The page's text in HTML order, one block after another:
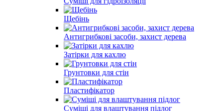
Цемент, пісок
Суміші для гідроізоляції
Щебінь
Антигрибкові засоби, захист дерева
Затірки для кахлю
Грунтовки для стін